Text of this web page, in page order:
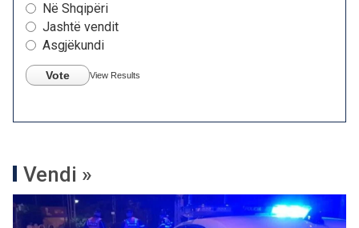
Në Shqipëri
Jashtë vendit
Asgjëkundi
Vote View Results
Vendi »